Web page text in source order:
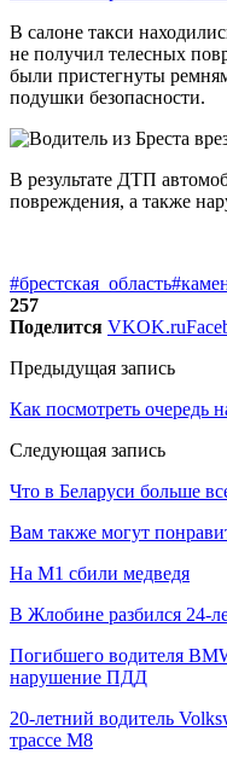
В салоне такси
не получил телесных
были пристегнуты
подушки безопасности.
В результате ДТП
повреждения, а также
#брестская_область
257
Поделится VKOK.ru
Предыдущая запись
Как посмотреть очередь
Следующая запись
Что в Беларуси больше
Вам также могут
На М1 сбили медведя
В Жлобине разбился 24-
Погибшего водителя
нарушение ПДД
20-летний водитель
трассе М8